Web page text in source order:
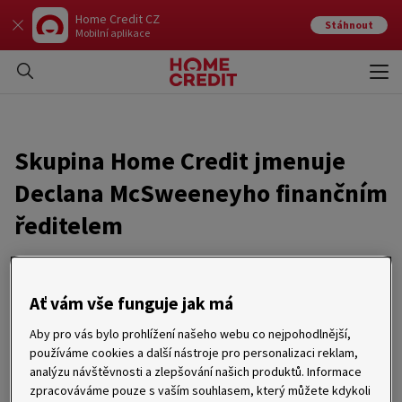
Home Credit CZ
Mobilní aplikace
Stáhnout
Skupina Home Credit jmenuje
Declana McSweeneyho finančním
ředitelem
Rychle expandující finanční skupinu posiluje bývalý finanční
ředitel Allied Irish Bank
Amsterdam, 5. ledna 2007 – Skupina Home Credit, mezinárodní
skupina specializující se na oblast spotřebitelského
financování, oznamuje, že k 1. lednu 2007 jmenovala svým
finančním ředitelem pana Declana McSweeneyho.
Ať vám vše funguje jak má
Aby pro vás bylo prohlížení našeho webu co nejpohodlnější,
používáme cookies a další nástroje pro personalizaci reklam,
analýzu návštěvnosti a zlepšování našich produktů. Informace
zpracováváme pouze s vaším souhlasem, který můžete kdykoli